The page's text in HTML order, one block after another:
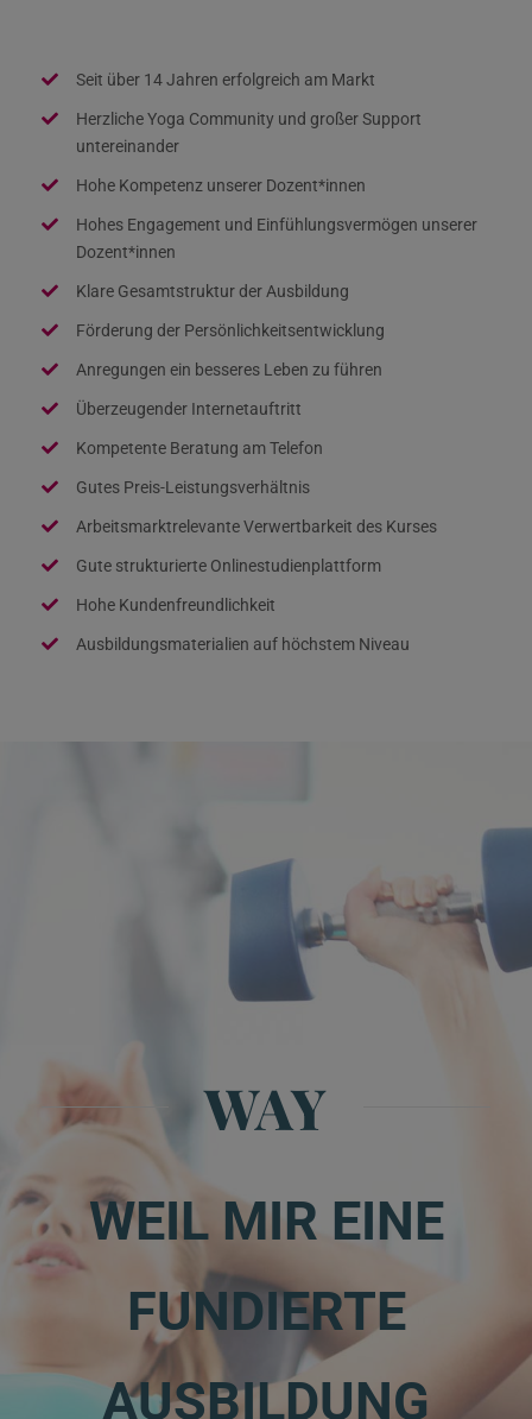
Seit über 14 Jahren erfolgreich am Markt
Herzliche Yoga Community und großer Support
untereinander
Hohe Kompetenz unserer Dozent*innen
Hohes Engagement und Einfühlungsvermögen unserer
Dozent*innen
Klare Gesamtstruktur der Ausbildung
Förderung der Persönlichkeitsentwicklung
Anregungen ein besseres Leben zu führen
Überzeugender Internetauftritt
Kompetente Beratung am Telefon
Gutes Preis-Leistungsverhältnis
Arbeitsmarktrelevante Verwertbarkeit des Kurses
Gute strukturierte Onlinestudienplattform
Hohe Kundenfreundlichkeit
Ausbildungsmaterialien auf höchstem Niveau
WAY
WEIL MIR EINE
FUNDIERTE
AUSBILDUNG